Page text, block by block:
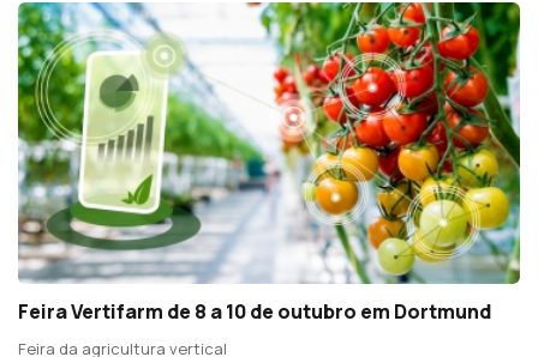
Feira Vertifarm de 8 a 10 de outubro em Dortmund
Feira da agricultura vertical